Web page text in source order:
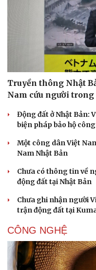
Truyền thông Nhật
Nam cứu người trong
Động đất ở Nhật Bản:
biện pháp bảo hộ
Một công dân Việt
Nam Nhật Bản
Chưa có thông tin về
động đất tại Nhật Bản
Chưa ghi nhận người
trận động đất tại
CÔNG NGHỆ